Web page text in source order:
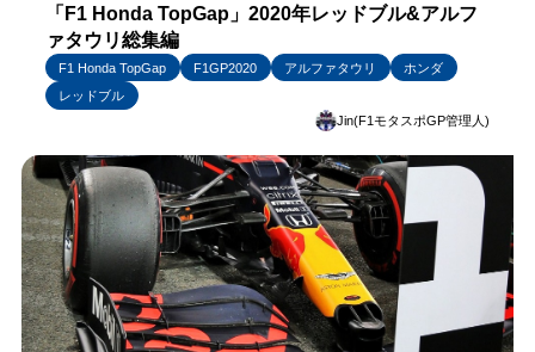
「F1 Honda TopGap」2020年レッドブル&アルフ
ァタウリ総集編
F1 Honda TopGap F1GP2020 アルファタウリ
ホンダ
レッドブル
Jin(F1モタスポGP管理人)